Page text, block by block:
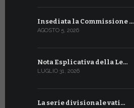
Insediata la Commissione …
AGOSTO 5, 2026
Nota Esplicativa della Le…
LUGLIO 31, 2026
La serie divisionale vati…